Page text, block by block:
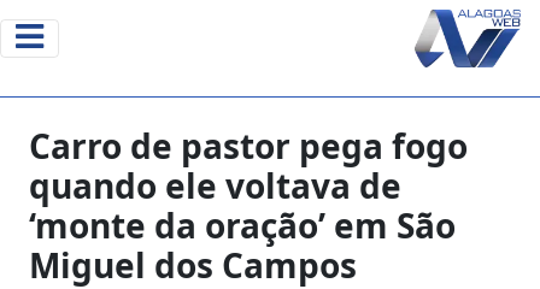
Carro de pastor pega fogo
quando ele voltava de
‘monte da oração’ em São
Miguel dos Campos